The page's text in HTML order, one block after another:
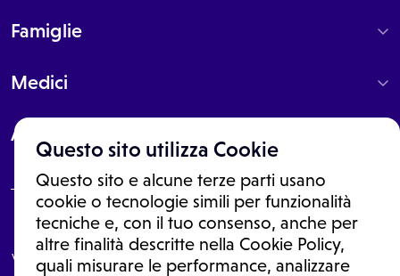
Questo sito utilizza Cookie
Questo sito e alcune terze parti usano
cookie o tecnologie simili per funzionalità
tecniche e, con il tuo consenso, anche per
altre finalità descritte nella Cookie Policy,
quali misurare le performance, analizzare
Famiglie
Medici
About
Le informazioni proposte in questo sito non sono un consulto medico.
In nessun caso, queste informazioni sostituiscono un consulto, una
visita o una diagnosi formulata dal medico. Non si devono considerare
le informazioni disponibili come suggerimenti per la formulazione di